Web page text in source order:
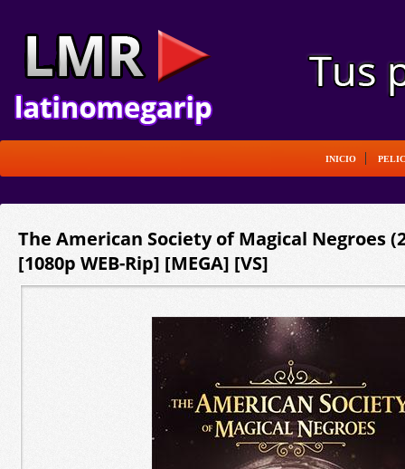
INICIO
The American Society of Magical Negroes
[1080p WEB-Rip] [MEGA] [VS]